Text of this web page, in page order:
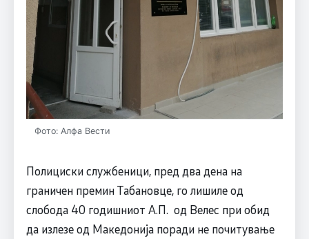
Фото: Алфа Вести
Полициски службеници, пред два дена на
граничен премин Табановце, го лишиле од
слобода 40 годишниот А.П. од Велес при обид
да излезе од Македонија поради не почитување